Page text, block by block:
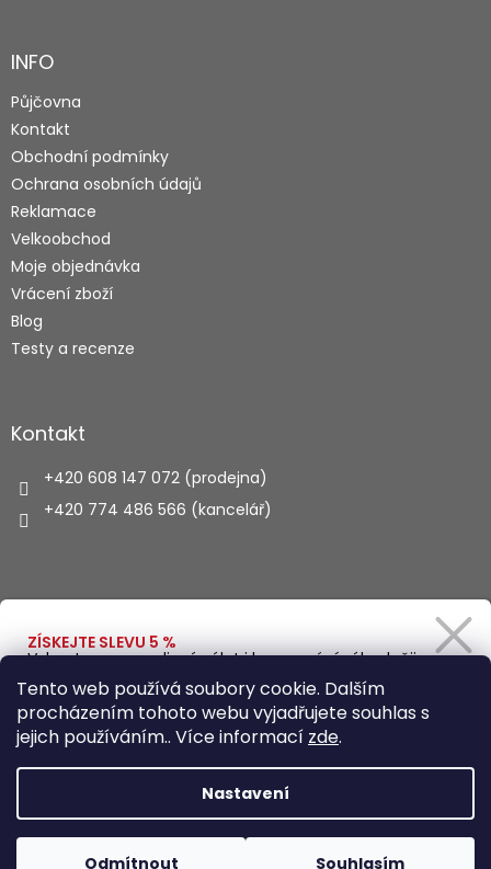
Tento web používá soubory cookie. Dalším
procházením tohoto webu vyjadřujete souhlas s
jejich používáním.. Více informací zde.
Nastavení
Odmítnout Souhlasím
aINFO
Půjčovna
Kontakt
Obchodní podmínky
Ochrana osobních údajů
Reklamace
Velkoobchod
Moje objednávka
Vrácení zboží
Blog
Testy a recenze
Kontakt
+420 608 147 072 (prodejna)
+420 774 486 566 (kancelář)
HLEDAT
Copyright 2026Autohaus.cz. Všechna práva vyhrazena.
ZÍSKEJTE SLEVU 5 %
Vybavte se na rodinný výlet i kempování výhodněji.
Zadejte svůj e-mail a obratem Vám pošleme
slevový kód.
Zásady zpracování osobních údajů